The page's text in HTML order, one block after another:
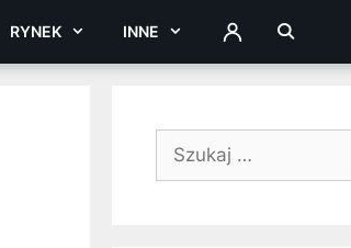
RYNEK INNE ZALOGUJ
Szukaj: